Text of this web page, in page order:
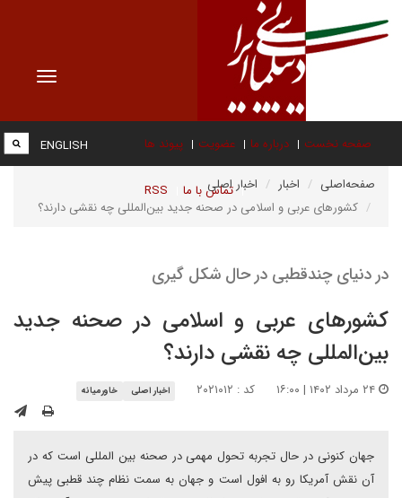
Toggle
صفحه نخست درباره ما عضویت پیوند ها
تماس با ما RSS
ENGLISH
صفحه‌اصلی اخبار
اخبار اصلی
کشورهای عربی و اسلامی در صحنه جدید بین‌المللی چه نقشی دارند؟
در دنیای چندقطبی در حال شکل گیری
کشورهای عربی و اسلامی در صحنه جدید
بین‌المللی چه نقشی دارند؟
کد : ۲۰۲۱۰۱۲ اخبار اصلی خاورمیانه
جهان کنونی در حال تجربه تحول مهمی در صحنه بین المللی است که در
آن نقش آمریکا رو به افول است و جهان به سمت نظام چند قطبی پیش